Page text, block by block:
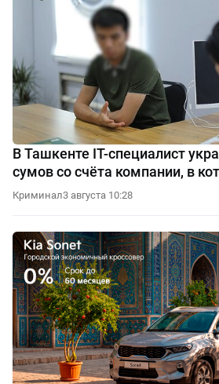
В Ташкенте IT-специалист
сумов со счёта компании, в
Криминал3 августа 10:28